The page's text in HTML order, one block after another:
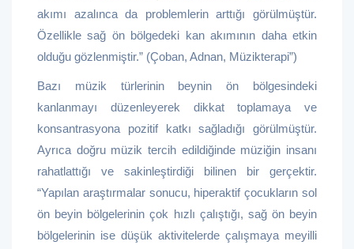
akımı azalınca da problemlerin arttığı görülmüştür.
Özellikle sağ ön bölgedeki kan akımının daha etkin
olduğu gözlenmiştir.” (Çoban, Adnan, Müzikterapi”)
Bazı müzik türlerinin beynin ön bölgesindeki
kanlanmayı düzenleyerek dikkat toplamaya ve
konsantrasyona pozitif katkı sağladığı görülmüştür.
Ayrıca doğru müzik tercih edildiğinde müziğin insanı
rahatlattığı ve sakinleştirdiği bilinen bir gerçektir.
“Yapılan araştırmalar sonucu, hiperaktif çocukların sol
ön beyin bölgelerinin çok hızlı çalıştığı, sağ ön beyin
bölgelerinin ise düşük aktivitelerde çalışmaya meyilli